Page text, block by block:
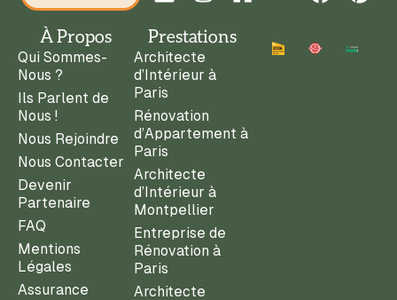
À Propos
Qui Sommes-
Nous ?
Ils Parlent de
Nous !
Nous Rejoindre
Nous Contacter
Devenir
Partenaire
FAQ
Mentions
Légales
Assurance
Prestations
Architecte
d’Intérieur à
Paris
Rénovation
d’Appartement à
Paris
Architecte
d’Intérieur à
Montpellier
Entreprise de
Rénovation à
Paris
Architecte